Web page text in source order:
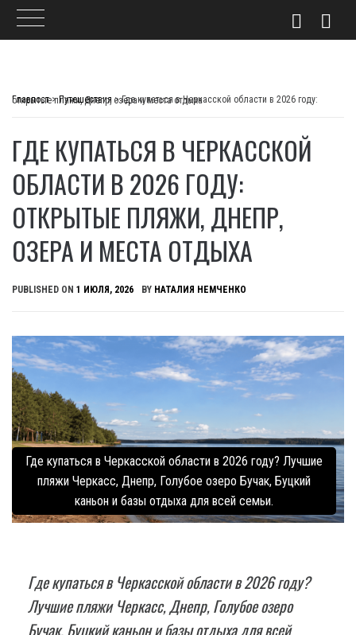
Главпост>Путешествия >
Где купаться в Черкасской области в 2026 году: открытые пляжи, Днепр, озера и места отдыха
ГДЕ КУПАТЬСЯ В ЧЕРКАССКОЙ
ОБЛАСТИ В 2026 ГОДУ:
ОТКРЫТЫЕ ПЛЯЖИ, ДНЕПР,
ОЗЕРА И МЕСТА ОТДЫХА
PUBLISHED ON 1 ИЮЛЯ, 2026 BY НАТАЛИЯ НЕМЧЕНКО
Где купаться в Черкасской области в 2026 году? Лучшие
пляжи Черкасс, Днепр, Голубое озеро Бучак, Буцкий
каньон и базы отдыха для всей семьи.
Где купаться в Черкасской области в 2026 году?
Лучшие пляжи Черкасс, Днепр, Голубое озеро
Бучак, Буцкий каньон и базы отдыха для всей